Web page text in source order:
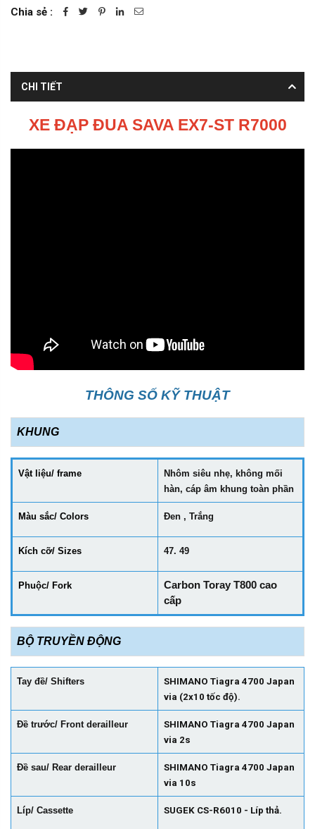
Chia sẻ :
CHI TIẾT
XE ĐẠP ĐUA SAVA EX7-ST R7000
THÔNG SỐ KỸ THUẬT
KHUNG
Vật liệu/ frame
Nhôm siêu nhẹ, không mối
hàn, cáp âm khung toàn phần
Màu sắc/ Colors Đen , Trắng
Kích cỡ/ Sizes 47. 49
Phuộc/ Fork
Carbon Toray T800 cao
cấp
BỘ TRUYỀN ĐỘNG
Tay đề/ Shifters
SHIMANO Tiagra 4700 Japan
via (2x10 tốc độ).
Đề trước/ Front derailleur
SHIMANO Tiagra 4700 Japan
via 2s
Đề sau/ Rear derailleur
SHIMANO Tiagra 4700 Japan
via 10s
Líp/ Cassette SUGEK CS-R6010 - Líp thả.